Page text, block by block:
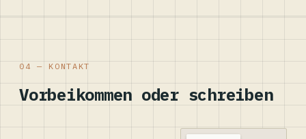
04 — KONTAKT
Vorbeikommen oder schreiben